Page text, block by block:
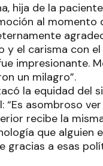
hija de la
al momento
y el carisma con el
impresionante.
un milagro”.
la equidad del
“Es asombroso
recibe la
que alguien
gracias a esas